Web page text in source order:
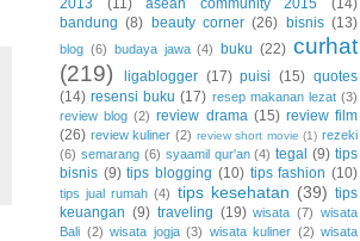
2013
(11) asean community 2015
(14)
bandung (8) beauty corner (26) bisnis (13)
blog (6) budaya jawa (4) buku (22) curhat
(219)
ligablogger (17) puisi (15) quotes
(14) resensi buku (17) resep makanan lezat (3)
review blog (2) review drama (15) review film
(26) review kuliner (2) review short movie (1) rezeki
(6) semarang (6) syaamil qur'an (4) tegal (9) tips
bisnis (9) tips blogging (10) tips fashion (10)
tips jual rumah (4) tips kesehatan (39) tips
keuangan (9) traveling (19) wisata (7) wisata
Bali (2) wisata jogja (3) wisata kuliner (2) wisata